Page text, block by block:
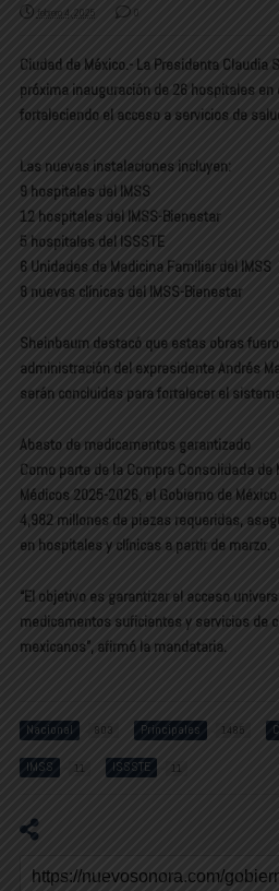
febrero 4, 2025 0
Ciudad de México.-La Presidenta Claudia
próxima inauguración de 26 hospitales en
fortaleciendo el acceso a servicios de
Las nuevas instalaciones incluyen:
9 hospitales del IMSS
12 hospitales del IMSS-Bienestar
5 hospitales del ISSSTE
6 Unidades de Medicina Familiar del IMSS
8 nuevas clínicas del IMSS-Bienestar
Sheinbaum destacó que estas obras
administración del expresidenteAndrés
serán concluidas parafortalecer el
Abasto de medicamentos garantizado
Como parte de la Compra Consolidada
Médicos 2025-2026, el Gobierno de México
4,982 millones de piezas requeridas,
en hospitales y clínicas a partir de marzo.
“El objetivo es garantizar el acceso
medicamentos suficientes y servicios de
mexicanos”, afirmó la mandataria.
Nacional 803 Principales 1485
IMSS 11 ISSSTE 11